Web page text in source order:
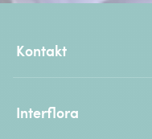
Kontakt
Interflora